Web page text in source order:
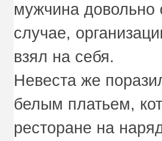
мужчина довольно
случае,
взял на себя.
Невеста же
белым платьем,
ресторане на